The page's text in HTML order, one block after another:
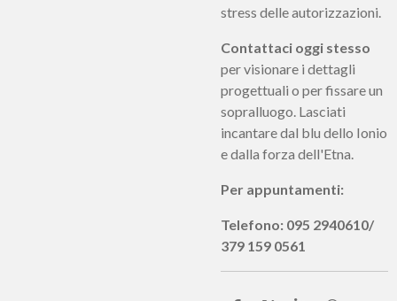
stress delle autorizzazioni.
Contattaci oggi stesso
per visionare i dettagli
progettuali o per fissare un
sopralluogo. Lasciati
incantare dal blu dello Ionio
e dalla forza dell'Etna.
Per appuntamenti:
Telefono: 095 2940610/
379 159 0561